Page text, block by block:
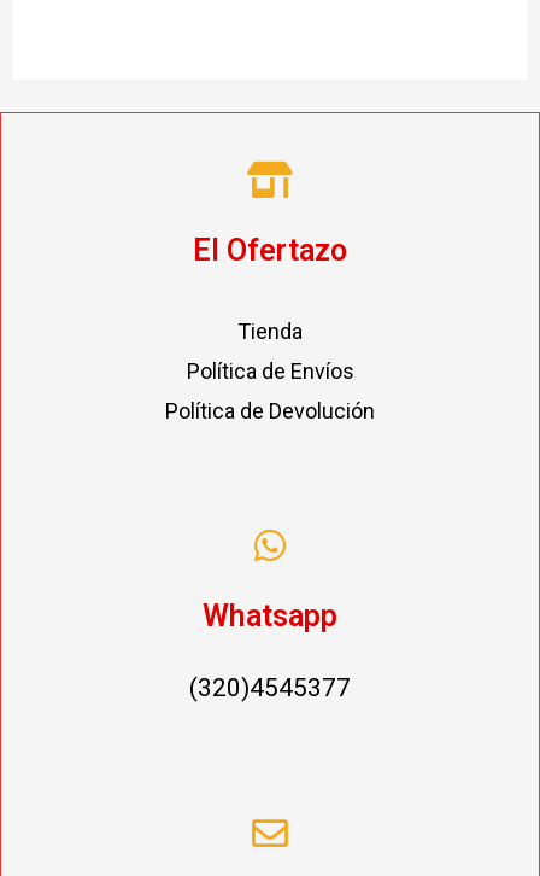
El Ofertazo
Tienda
Política de Envíos
Política de Devolución
Whatsapp
(320)4545377